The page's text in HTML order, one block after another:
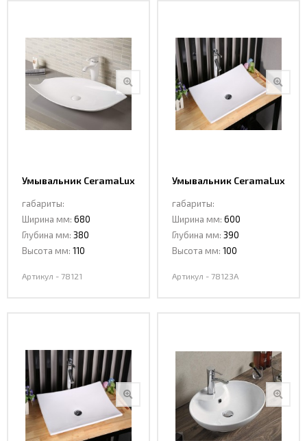
Умывальник CeramaLux
габариты:
Ширина мм: 680
Глубина мм: 380
Высота мм: 110
Артикул - 78121
Умывальник CeramaLux
габариты:
Ширина мм: 600
Глубина мм: 390
Высота мм: 100
Артикул - 78123A